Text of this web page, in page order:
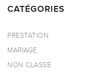
CATÉGORIES
PRESTATION
MARIAGE
NON CLASSE